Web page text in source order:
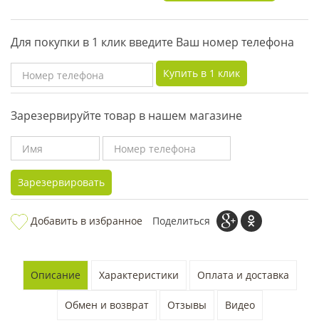
Для покупки в 1 клик введите Ваш номер телефона
Купить в 1 клик
Зарезервируйте товар в нашем магазине
Зарезервировать
Добавить в избранное Поделиться
Описание Характеристики Оплата и доставка
Обмен и возврат Отзывы Видео